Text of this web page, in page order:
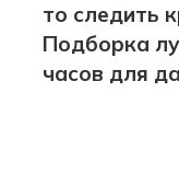
то следить
Подборка
часов для